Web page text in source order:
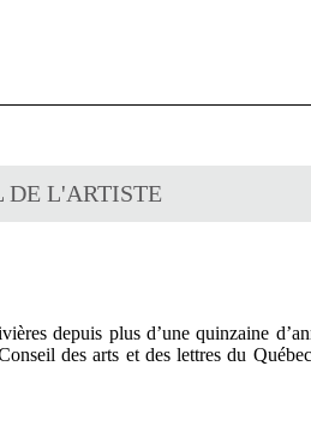
DE L'ARTISTE
depuis plus d’une quinzaine
des arts et des lettres du